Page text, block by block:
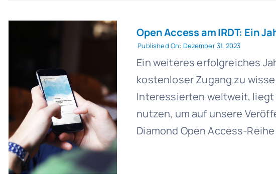
Open Access am IRDT: Ein
Published On: Dezember 31, 2023
Ein weiteres erfolgreiches
kostenloser Zugang zu
Interessierten weltweit, liegt
nutzen, um auf unsere
Diamond Open Access-